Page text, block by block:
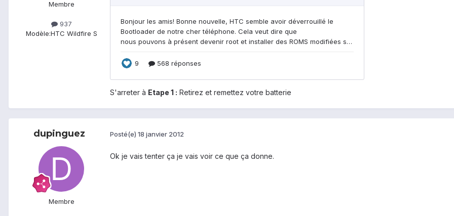
Membre
937
Modèle:HTC Wildfire S
S'arreter à Etape 1 : Retirez et remettez votre batterie
dupinguez
Membre
Posté(e) 18 janvier 2012
Ok je vais tenter ça je vais voir ce que ça donne.